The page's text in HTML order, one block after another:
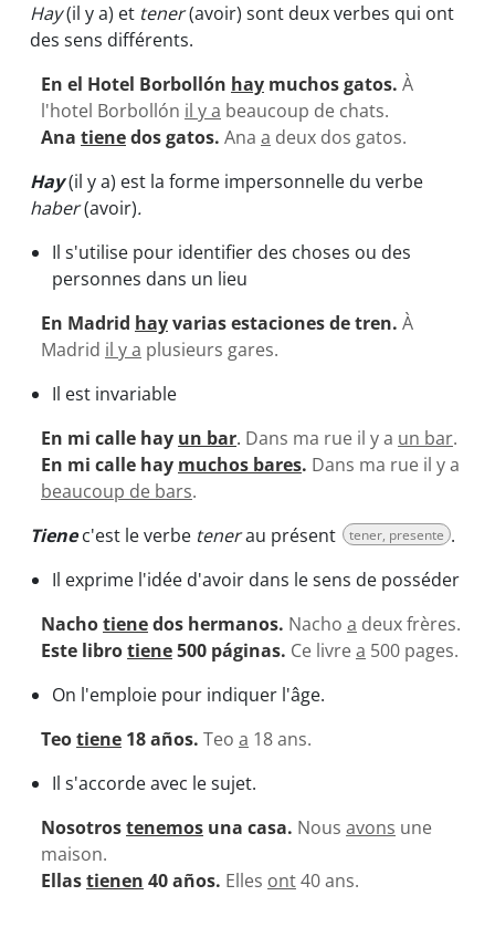
Hay(il y a) et tener(avoir) sont deux verbes qui ont
des sens différents.
En el Hotel Borbollón hay muchos gatos. À
l'hotel Borbollón il y a beaucoup de chats.
Ana tienedos gatos. Ana a deux dos gatos.
Hay(il y a) est la forme impersonnelle du verbe
haber(avoir).
Il s'utilise pour identifier des choses ou des
personnes dans un lieu
En Madrid hayvarias estaciones de tren. À
Madrid il y a plusieurs gares.
Il est invariable
En mi calle hay un bar. Dans ma rue il y a un bar.
En mi calle hay muchos bares. Dans ma rue il y a
beaucoup de bars.
Tienec'est le verbe tenerau présent tener, presente .
Il exprime l'idée d'avoir dans le sens de posséder
Nachotienedos hermanos. Nacho a deux frères.
Este librotiene500 páginas. Ce livrea 500 pages.
On l'emploie pour indiquer l'âge.
Teotiene 18 años. Teo a 18 ans.
Il s'accorde avec le sujet.
Nosotrostenemos una casa. Nous avons une
maison.
Ellastienen 40 años. Elles ont40 ans.